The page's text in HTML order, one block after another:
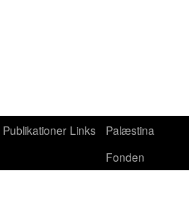
Publikationer Links
Palæstina
Fonden